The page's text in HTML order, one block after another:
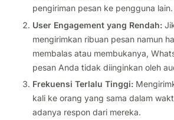
pengiriman pesan ke pengguna lain.
User Engagement yang Rendah:
mengirimkan ribuan pesan namun
membalas atau membukanya,
pesan Anda tidak diinginkan oleh
Frekuensi Terlalu Tinggi:
kali ke orang yang sama dalam
adanya respon dari mereka.